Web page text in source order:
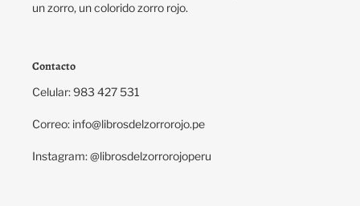
un zorro, un colorido zorro rojo.
Contacto
Celular: 983 427 531
Correo: info@librosdelzorrorojo.pe
Instagram: @librosdelzorrorojoperu